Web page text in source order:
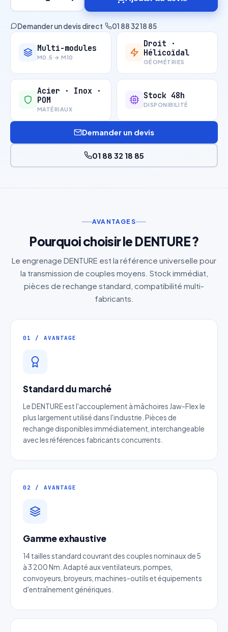
Demander un devis direct· 01 88 32 18 85
Multi-modules
M0.5 → M10
Droit ·
Hélicoïdal
GÉOMÉTRIES
Acier · Inox ·
POM
MATÉRIAUX
Stock 48h
DISPONIBILITÉ
Demander un devis
01 88 32 18 85
AVANTAGES
Pourquoi choisir le DENTURE ?
Le engrenage DENTURE est la référence universelle pour
la transmission de couples moyens. Stock immédiat,
pièces de rechange standard, compatibilité multi-
fabricants.
01 / AVANTAGE
Standard du marché
Le DENTURE est l'accouplement à mâchoires Jaw-Flex le
plus largement utilisé dans l'industrie. Pièces de
rechange disponibles immédiatement, interchangeable
avec les références fabricants concurrents.
02 / AVANTAGE
Gamme exhaustive
14 tailles standard couvrant des couples nominaux de 5
à 3 200 Nm. Adapté aux ventilateurs, pompes,
convoyeurs, broyeurs, machines-outils et équipements
d'entraînement génériques.
engrenage